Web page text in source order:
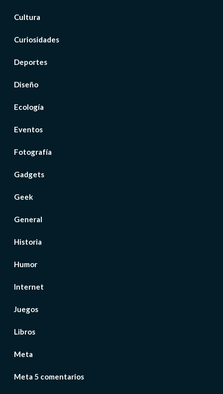
Cultura
Curiosidades
Deportes
Diseño
Ecología
Eventos
Fotografía
Gadgets
Geek
General
Historia
Humor
Internet
Juegos
Libros
Meta
Meta 5 comentarios